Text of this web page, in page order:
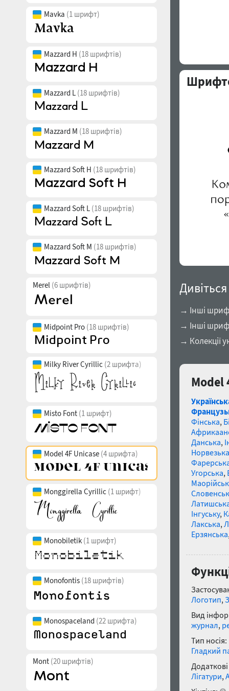
Mavka (1 шрифт)
Mazzard H (18 шрифтів)
Mazzard L (18 шрифтів)
Mazzard M (18 шрифтів)
Mazzard Soft H (18 шрифтів)
Mazzard Soft L (18 шрифтів)
Mazzard Soft M (18 шрифтів)
Merel (6 шрифтів)
Midpoint Pro (18 шрифтів)
Milky River Cyrillic (2 шрифта)
Misto Font (1 шрифт)
Model 4F Unicase (4 шрифта)
Monggirella Cyrillic (1 шрифт)
Monobiletik (1 шрифт)
Monofontis (18 шрифтів)
Monospaceland (22 шрифта)
Mont (20 шрифтів)
→ Інші
→ Інші
→ Колекції
Model
Фінська,
Данська,
Норвезька
Угорська,
Інгуську,
Лакська,
Ерзянська
Логотип,
Вид
журнал,
Тип носія:
Гладкий
Лігатури,